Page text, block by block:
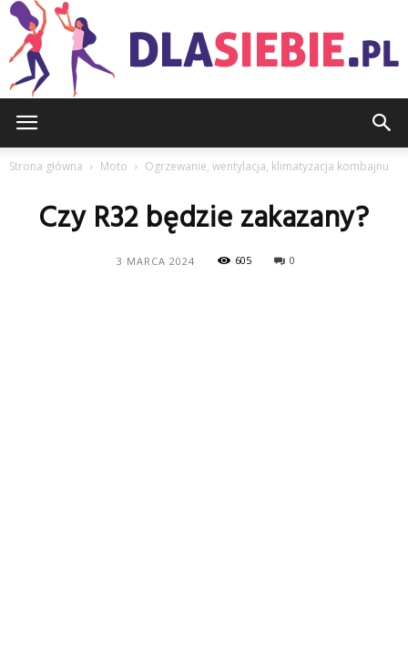
Strona główna Moto Ogrzewanie, wentylacja, klimatyzacja kombajnu
Czy R32 będzie zakazany?
3 MARCA 2024 605 0